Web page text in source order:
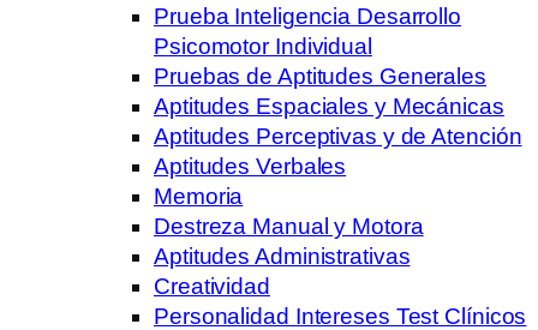
Prueba Inteligencia Desarrollo
Psicomotor Individual
Pruebas de Aptitudes Generales
Aptitudes Espaciales y Mecánicas
Aptitudes Perceptivas y de Atención
Aptitudes Verbales
Memoria
Destreza Manual y Motora
Aptitudes Administrativas
Creatividad
Personalidad Intereses Test Clínicos